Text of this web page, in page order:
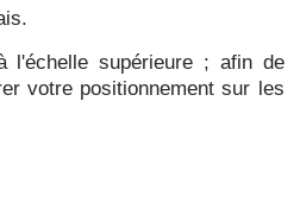
l'échelle supérieure ; afin de
votre positionnement sur les